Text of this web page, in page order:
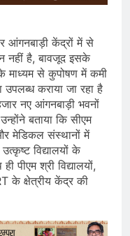
आंगनबाड़ी केंद्रों में से
नहीं है, बावजूद इसके
माध्यम से कुपोषण में कमी
कराया जा रहा है
नए आंगनबाड़ी भवनों
बताया कि सीएम
मेडिकल संस्थानों में
विद्यालयों के
पीएम श्री विद्यालयों,
के क्षेत्रीय केंद्र की